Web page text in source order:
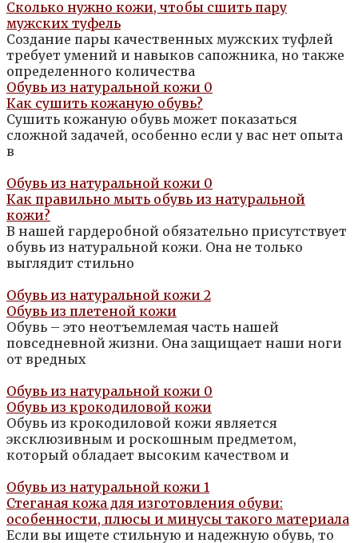
Сколько нужно кожи, чтобы сшить пару
мужских туфель
Создание пары качественных мужских туфлей
требует умений и навыков сапожника, но также
определенного количества
Обувь из натуральной кожи 0
Как сушить кожаную обувь?
Сушить кожаную обувь может показаться
сложной задачей, особенно если у вас нет опыта
в
Обувь из натуральной кожи 0
Как правильно мыть обувь из натуральной
кожи?
В нашей гардеробной обязательно присутствует
обувь из натуральной кожи. Она не только
выглядит стильно
Обувь из натуральной кожи 2
Обувь из плетеной кожи
Обувь – это неотъемлемая часть нашей
повседневной жизни. Она защищает наши ноги
от вредных
Обувь из натуральной кожи 0
Обувь из крокодиловой кожи
Обувь из крокодиловой кожи является
эксклюзивным и роскошным предметом,
который обладает высоким качеством и
Обувь из натуральной кожи 1
Стеганая кожа для изготовления обуви:
особенности, плюсы и минусы такого материала
Если вы ищете стильную и надежную обувь, то